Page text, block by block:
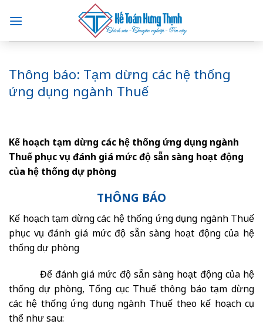
content
Thông báo: Tạm dừng các hệ thống
ứng dụng ngành Thuế
Kế hoạch tạm dừng các hệ thống ứng dụng ngành
Thuế phục vụ đánh giá mức độ sẵn sàng hoạt động
của hệ thống dự phòng
THÔNG BÁO
Kế hoạch tạm dừng các hệ thống ứng dụng ngành Thuế
phục vụ đánh giá mức độ sẵn sàng hoạt động của hệ
thống dự phòng
Để đánh giá mức độ sẵn sàng hoạt động của hệ
thống dự phòng, Tổng cục Thuế thông báo tạm dừng
các hệ thống ứng dụng ngành Thuế theo kế hoạch cụ
thể như sau: